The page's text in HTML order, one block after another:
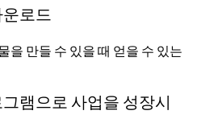
로드
을 만들 수 있을 때 얻을 수 있는
램으로 사업을 성장시